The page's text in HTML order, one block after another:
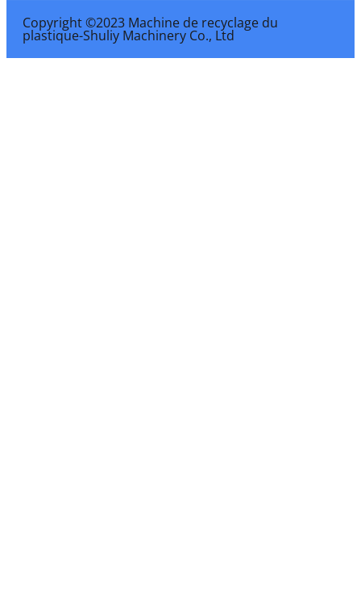
Copyright ©2023 Machine de recyclage du
plastique-Shuliy Machinery Co., Ltd